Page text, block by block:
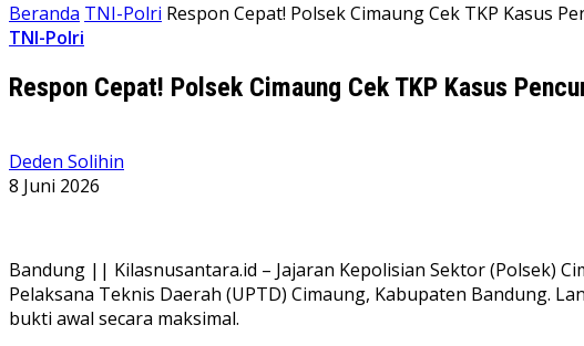
Beranda TNI-Polri Respon Cepat! Polsek Cimaung Cek TKP Kasus
TNI-Polri
Respon Cepat! Polsek Cimaung Cek TKP Kasus
Deden Solihin
8 Juni 2026
Bandung || Kilasnusantara.id – Jajaran Kepolisian Sektor (Polsek)
Pelaksana Teknis Daerah (UPTD) Cimaung, Kabupaten Bandung.
bukti awal secara maksimal.